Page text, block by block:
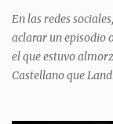
del aguará y pasa
expuesta la mentira
personajes a unirse
quitarle el disfraz
En las redes
aclarar un episodio
el que estuvo
Castellano que